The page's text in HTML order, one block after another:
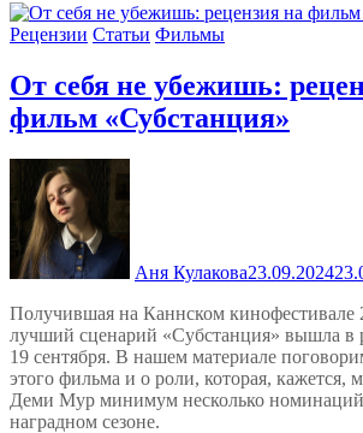
Рецензии Статьи Фильмы
От себя не убежишь:
фильм «Субстанция»
Аня Кулакова23.09.2024
Получившая на Каннском кинофестивале
лучший сценарий «Субстанция» вышла в
19 сентября. В нашем материале
этого фильма и о роли, которая, кажется,
Деми Мур минимум несколько
наградном сезоне.